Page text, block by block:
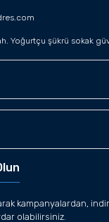
Yoğurtçu şükrü sokak
kampanyalardan,
olabilirsiniz.